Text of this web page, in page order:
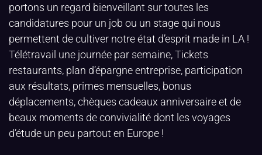
portons un regard bienveillant sur toutes les
candidatures pour un job ou un stage qui nous
permettent de cultiver notre état d’esprit made in LA !
Télétravail une journée par semaine, Tickets
restaurants, plan d’épargne entreprise, participation
aux résultats, primes mensuelles, bonus
déplacements, chèques cadeaux anniversaire et de
beaux moments de convivialité dont les voyages
d’étude un peu partout en Europe !